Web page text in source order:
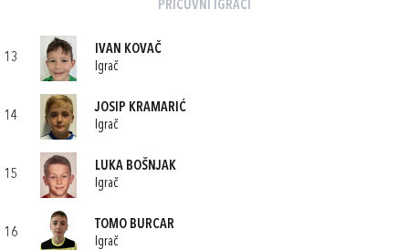
PRIČUVNI IGRAČI
13
IVAN KOVAČ
Igrač
14
JOSIP KRAMARIĆ
Igrač
15
LUKA BOŠNJAK
Igrač
16
TOMO BURCAR
Igrač